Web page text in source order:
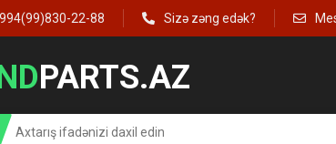
22-88 Sizə zəng edək?
PARTS.AZ